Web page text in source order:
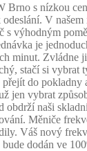
Brno s nízkou
V našem
s výhodným
je
minut. Zvládne
stačí si vybrat
do pokladny
jen vybrat
obdrží naši
Měniče
Váš nový
dodán ve